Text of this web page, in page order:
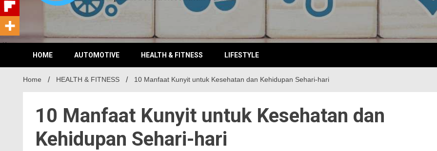
HOME AUTOMOTIVE HEALTH & FITNESS LIFESTYLE
Home HEALTH & FITNESS 10 Manfaat Kunyit untuk Kesehatan dan Kehidupan Sehari-hari
10 Manfaat Kunyit untuk Kesehatan dan
Kehidupan Sehari-hari